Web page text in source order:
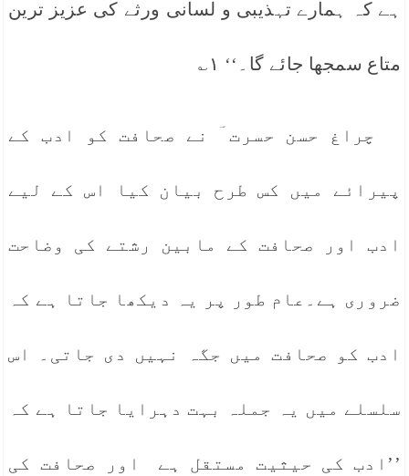
ہے کہ ہمارے تہذیبی و لسانی ورثے کی عزیز ترین
متاع سمجھا جائے گا۔‘‘ ۱؎
چراغ حسن حسرت ؔ نے صحافت کو ادب کے
پیرائے میں کس طرح بیان کیا اس کے لیے
ادب اور صحافت کے مابین رشتے کی وضاحت
ضروری ہے۔عام طور پر یہ دیکھا جاتا ہے کہ
ادب کو صحافت میں جگہ نہیں دی جاتی۔ اس
سلسلے میں یہ جملہ بہت دہرایا جاتا ہے کہ
’’ادب کی حیثیت مستقل ہے اور صحافت کی